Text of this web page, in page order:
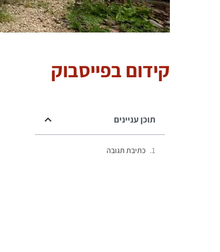
קידום בפייסבוק
תוכן עניינים
כתיבת תגובה